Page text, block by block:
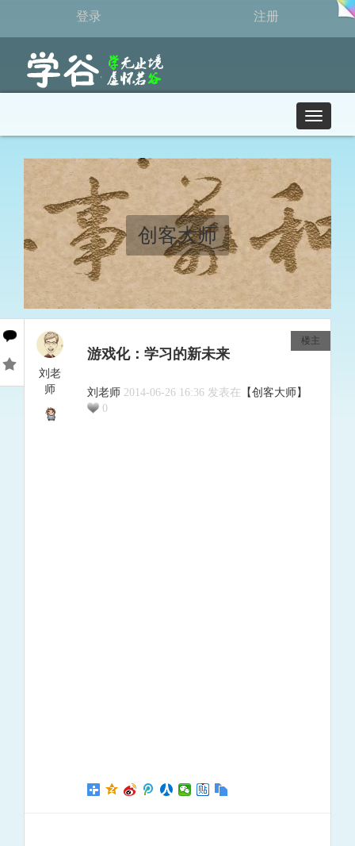
登录 注册
T
o
a
v
t
o
创客大师
刘老
师
楼主
游戏化：学习的新未来
刘老师 2014-06-26 16:36 发表在 【创客大师】
0